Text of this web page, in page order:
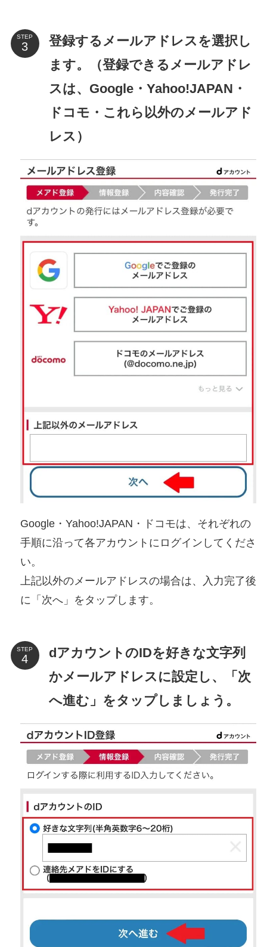
STEP
登録するメールアドレスを選択し
ます。（登録できるメールアドレ
スは、Google・Yahoo!JAPAN・
ドコモ・これら以外のメールアド
レス）
Google・Yahoo!JAPAN・ドコモは、それぞれの
手順に沿って各アカウントにログインしてくださ
い。
上記以外のメールアドレスの場合は、入力完了後
に「次へ」をタップします。
STEP
dアカウントのIDを好きな文字列
かメールアドレスに設定し、「次
へ進む」をタップしましょう。